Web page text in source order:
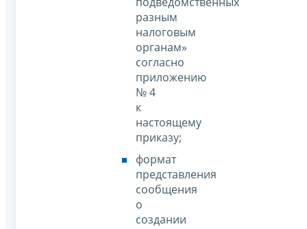
разным
налоговым
органам»
согласно
приложению
№ 4
к
настоящему
приказу;
формат
представления
сообщения
о
создании